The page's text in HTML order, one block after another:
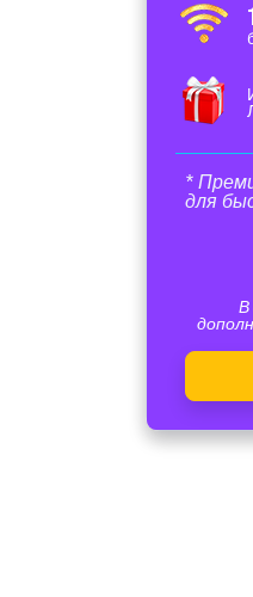
*
для
В